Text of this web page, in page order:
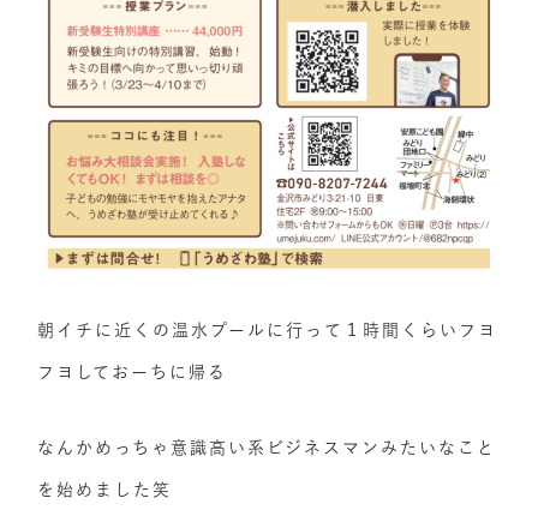
朝イチに近くの温水プールに行って１時間くらいフヨ
フヨしておーちに帰る
なんかめっちゃ意識高い系ビジネスマンみたいなこと
を始めました笑